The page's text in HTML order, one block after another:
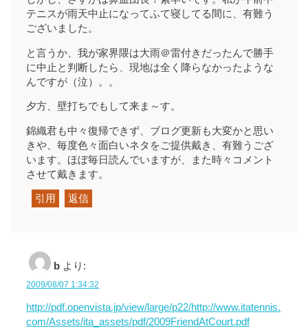
テニスが雨天中止になってふて寝してる間に、有難う
ございました。
と言うか、我が家界隈は大雨＠雷付きだったんで勝手
に中止と判断したら、現地は全く降らなかったような
んですが（泣）。。
夕方、壁打ちでもして来ま～す。
錦織君も中々復帰できず、ブログ更新も大変かと思い
きや、毎度色々面白いネタをご提供戴き、有難うござ
います。ほぼ毎日読んでいますが、また時々コメント
させて戴きます。
引用 返信
b より:
2009/08/07 1:34:32
http://pdf.openvista.jp/view/large/p22/http://www.itatennis.
com/Assets/ita_assets/pdf/2009FriendAtCourt.pdf